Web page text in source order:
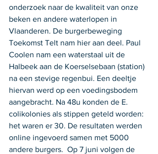
onderzoek naar de kwaliteit van onze
beken en andere waterlopen in
Vlaanderen. De burgerbeweging
Toekomst Telt nam hier aan deel. Paul
Coolen nam een waterstaal uit de
Halbeek aan de Koerselsebaan (station)
na een stevige regenbui. Een deeltje
hiervan werd op een voedingsbodem
aangebracht. Na 48u konden de E.
colikolonies als stippen geteld worden:
het waren er 30. De resultaten werden
online ingevoerd samen met 5000
andere burgers.  Op 7 juni volgen de